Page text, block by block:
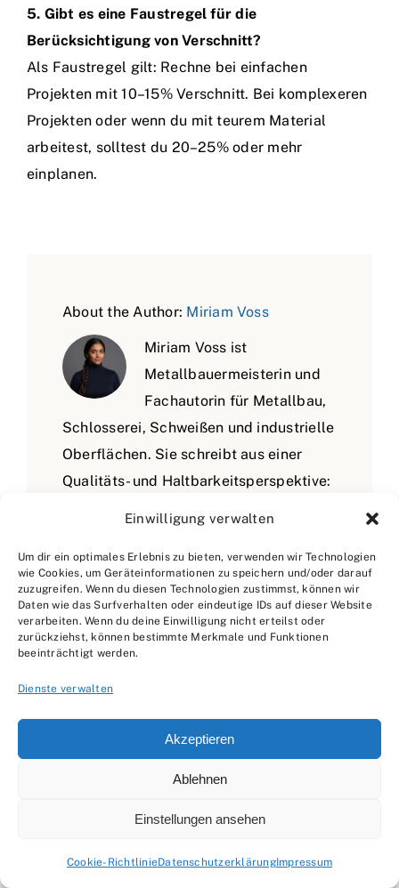
Einwilligung verwalten
Um dir ein optimales Erlebnis zu bieten, verwenden wir Technologien
wie Cookies, um Geräteinformationen zu speichern und/oder darauf
zuzugreifen. Wenn du diesen Technologien zustimmst, können wir
Daten wie das Surfverhalten oder eindeutige IDs auf dieser Website
verarbeiten. Wenn du deine Einwilligung nicht erteilst oder
zurückziehst, können bestimmte Merkmale und Funktionen
beeinträchtigt werden.
Dienste verwalten
Akzeptieren
Ablehnen
Einstellungen ansehen
Cookie-RichtlinieDatenschutzerklärungImpressum
5. Gibt es eine Faustregel für die
Berücksichtigung von Verschnitt?
Als Faustregel gilt: Rechne bei einfachen
Projekten mit 10–15% Verschnitt. Bei komplexeren
Projekten oder wenn du mit teurem Material
arbeitest, solltest du 20–25% oder mehr
einplanen.
About the Author: Miriam Voss
Miriam Voss ist
Metallbauermeisterin und
Fachautorin für Metallbau,
Schlosserei, Schweißen und industrielle
Oberflächen. Sie schreibt aus einer
Qualitäts- und Haltbarkeitsperspektive:
keine Nebensache, sondern der
Unterschied zwischen „hält ewig“ und
„kommt wieder“. Auf suche-
handwerk.de erklärt Miriam, wie
zusammenhängen – und warum
Edelstahl nicht automatisch sorgenfrei
ist. Sie zeigt typische
Reklamationsursachen, sinnvolle Prüf-
realistisches Verständnis für
Fertigungstoleranzen und Montage-